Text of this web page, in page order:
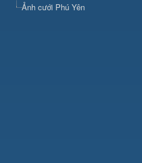
Ảnh cưới Phú Yên